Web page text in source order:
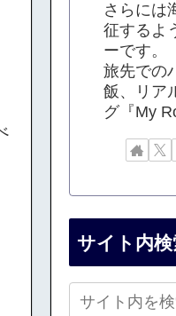
さらには
征するよ
ーです。
旅先での
飯、リア
グ『My
サイト内検